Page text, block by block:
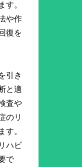
す。
や作
復を
引き
と適
査や
のリ
す。
ハビ
で